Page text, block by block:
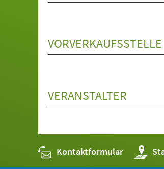
VORVERKAUFSSTELLE
VERANSTALTER
Kontaktformular (Öffnet
in